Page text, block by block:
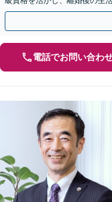
ッズスペースあり】【事前の
電話でお問い合わ